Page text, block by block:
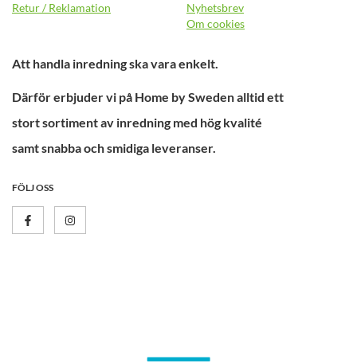
Retur / Reklamation
Nyhetsbrev
Om cookies
Att handla inredning ska vara enkelt.
Därför erbjuder vi på Home by Sweden alltid ett
stort sortiment av inredning med hög kvalité
samt snabba och smidiga leveranser.
FÖLJ OSS